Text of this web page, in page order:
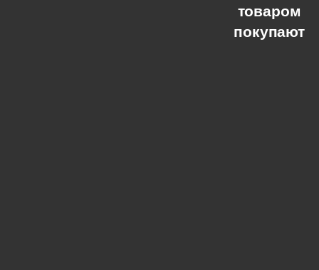
товаром
покупают